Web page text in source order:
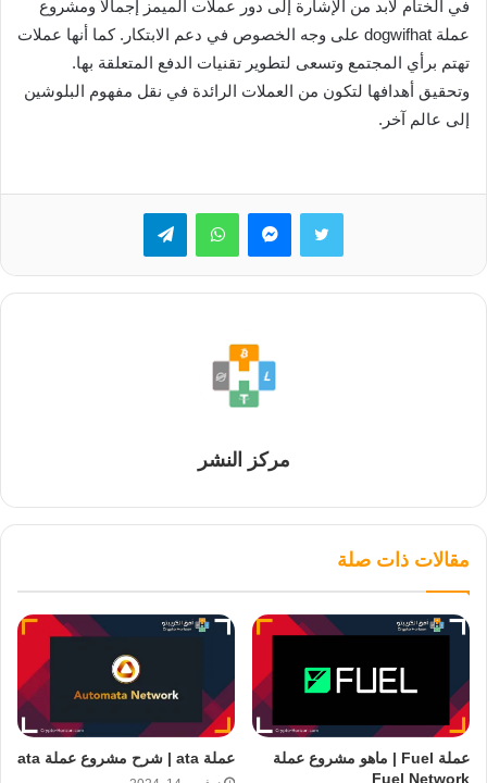
في الختام لابد من الإشارة إلى دور عملات الميمز إجمالاً ومشروع
عملة dogwifhat على وجه الخصوص في دعم الابتكار. كما أنها عملات
تهتم برأي المجتمع وتسعى لتطوير تقنيات الدفع المتعلقة بها.
وتحقيق أهدافها لتكون من العملات الرائدة في نقل مفهوم البلوشين
إلى عالم آخر.
تويتر ماسنجرواتساب تيلقرام
مركز النشر
مقالات ذات صلة
عملة Fuel | ماهو مشروع عملة
Fuel Network
عملة ata | شرح مشروع عملة ata